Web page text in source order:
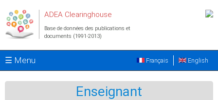
ADEA Clearinghouse
Base de données des publications et
documents (1991-2013)
☰ Menu English
Français
Enseignant